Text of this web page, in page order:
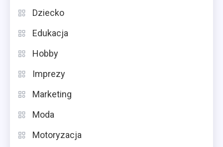
Dziecko
Edukacja
Hobby
Imprezy
Marketing
Moda
Motoryzacja